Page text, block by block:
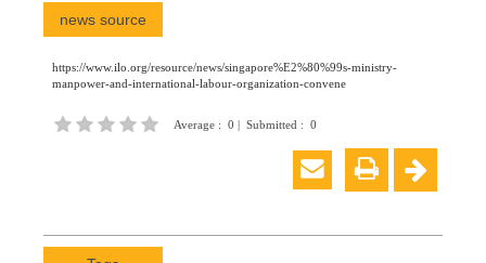
news source
https://www.ilo.org/resource/news/singapore%E2%80%99s-ministry-
manpower-and-international-labour-organization-convene
Average : 0 | Submitted : 0